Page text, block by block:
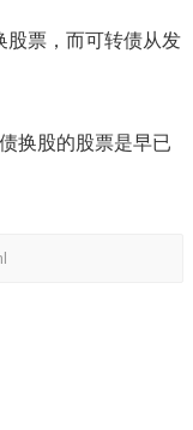
股票，而可转债从发
换股的股票是早已